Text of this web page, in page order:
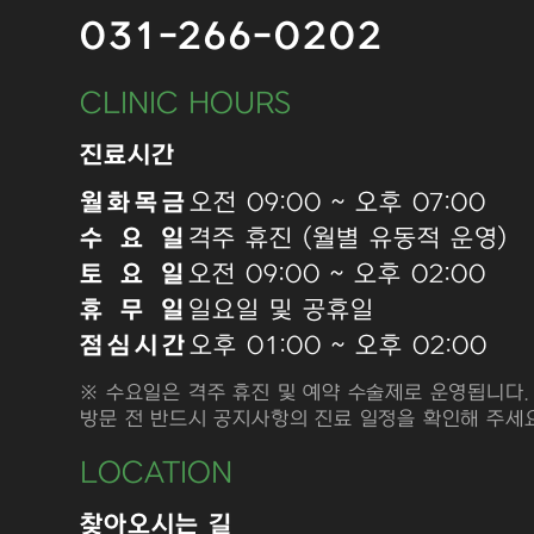
031-266-0202
CLINIC HOURS
진료시간
월화목금오전 09:00 ~ 오후 07:00
수 요 일 격주 휴진 (월별 유동적 운영)
토 요 일오전 09:00 ~ 오후 02:00
휴 무 일 일요일 및 공휴일
점심시간오후 01:00 ~ 오후 02:00
※ 수요일은 격주 휴진 및 예약 수술제로 운영됩니다.
방문 전 반드시 공지사항의 진료 일정을 확인해 주세
LOCATION
찾아오시는 길